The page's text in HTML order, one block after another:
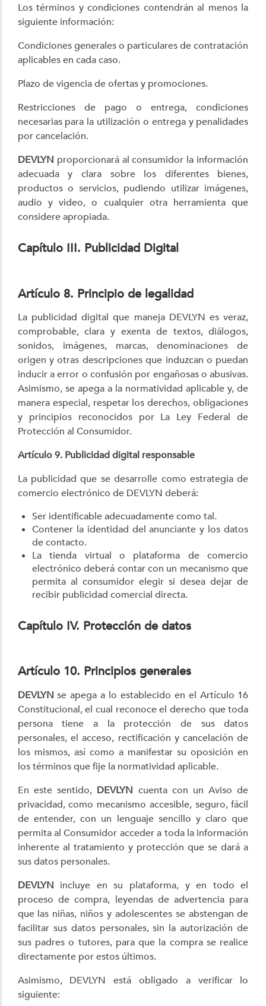
Los términos y condiciones contendrán al menos la
siguiente información:
Condiciones generales o particulares de contratación
aplicables en cada caso.
Plazo de vigencia de ofertas y promociones.
Restricciones de pago o entrega, condiciones
necesarias para la utilización o entrega y penalidades
por cancelación.
DEVLYN proporcionará al consumidor la información
adecuada y clara sobre los diferentes bienes,
productos o servicios, pudiendo utilizar imágenes,
audio y video, o cualquier otra herramienta que
considere apropiada.
Capítulo III. Publicidad Digital
Artículo 8. Principio de legalidad
La publicidad digital que maneja DEVLYN es veraz,
comprobable, clara y exenta de textos, diálogos,
sonidos, imágenes, marcas, denominaciones de
origen y otras descripciones que induzcan o puedan
inducir a error o confusión por engañosas o abusivas.
Asimismo, se apega a la normatividad aplicable y, de
manera especial, respetar los derechos, obligaciones
y principios reconocidos por La Ley Federal de
Protección al Consumidor.
Artículo 9. Publicidad digital responsable
La publicidad que se desarrolle como estrategia de
comercio electrónico de DEVLYN deberá:
Ser identificable adecuadamente como tal.
Contener la identidad del anunciante y los datos
de contacto.
La tienda virtual o plataforma de comercio
electrónico deberá contar con un mecanismo que
permita al consumidor elegir si desea dejar de
recibir publicidad comercial directa.
Capítulo IV. Protección de datos
Artículo 10. Principios generales
DEVLYN se apega a lo establecido en el Artículo 16
Constitucional, el cual reconoce el derecho que toda
persona tiene a la protección de sus datos
personales, el acceso, rectificación y cancelación de
los mismos, así como a manifestar su oposición en
los términos que fije la normatividad aplicable.
En este sentido, DEVLYN cuenta con un Aviso de
privacidad, como mecanismo accesible, seguro, fácil
de entender, con un lenguaje sencillo y claro que
permita al Consumidor acceder a toda la información
inherente al tratamiento y protección que se dará a
sus datos personales.
DEVLYN incluye en su plataforma, y en todo el
proceso de compra, leyendas de advertencia para
que las niñas, niños y adolescentes se abstengan de
facilitar sus datos personales, sin la autorización de
sus padres o tutores, para que la compra se realice
directamente por estos últimos.
Asimismo, DEVLYN está obligado a verificar lo
siguiente: